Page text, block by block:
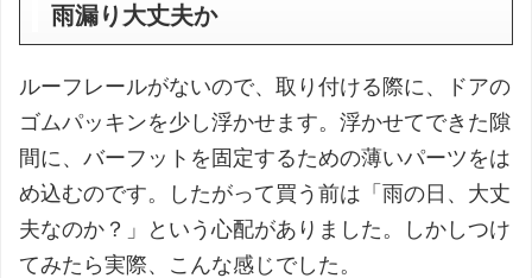
雨漏り大丈夫か
ルーフレールがないので、取り付ける際に、ドアの
ゴムパッキンを少し浮かせます。浮かせてできた隙
間に、バーフットを固定するための薄いパーツをは
め込むのです。したがって買う前は「雨の日、大丈
夫なのか？」という心配がありました。しかしつけ
てみたら実際、こんな感じでした。